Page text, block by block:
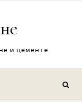
и цементе